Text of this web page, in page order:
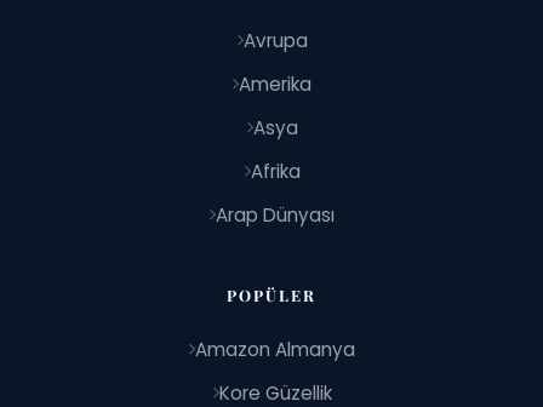
Avrupa
Amerika
Asya
Afrika
Arap Dünyası
POPÜLER
Amazon Almanya
Kore Güzellik